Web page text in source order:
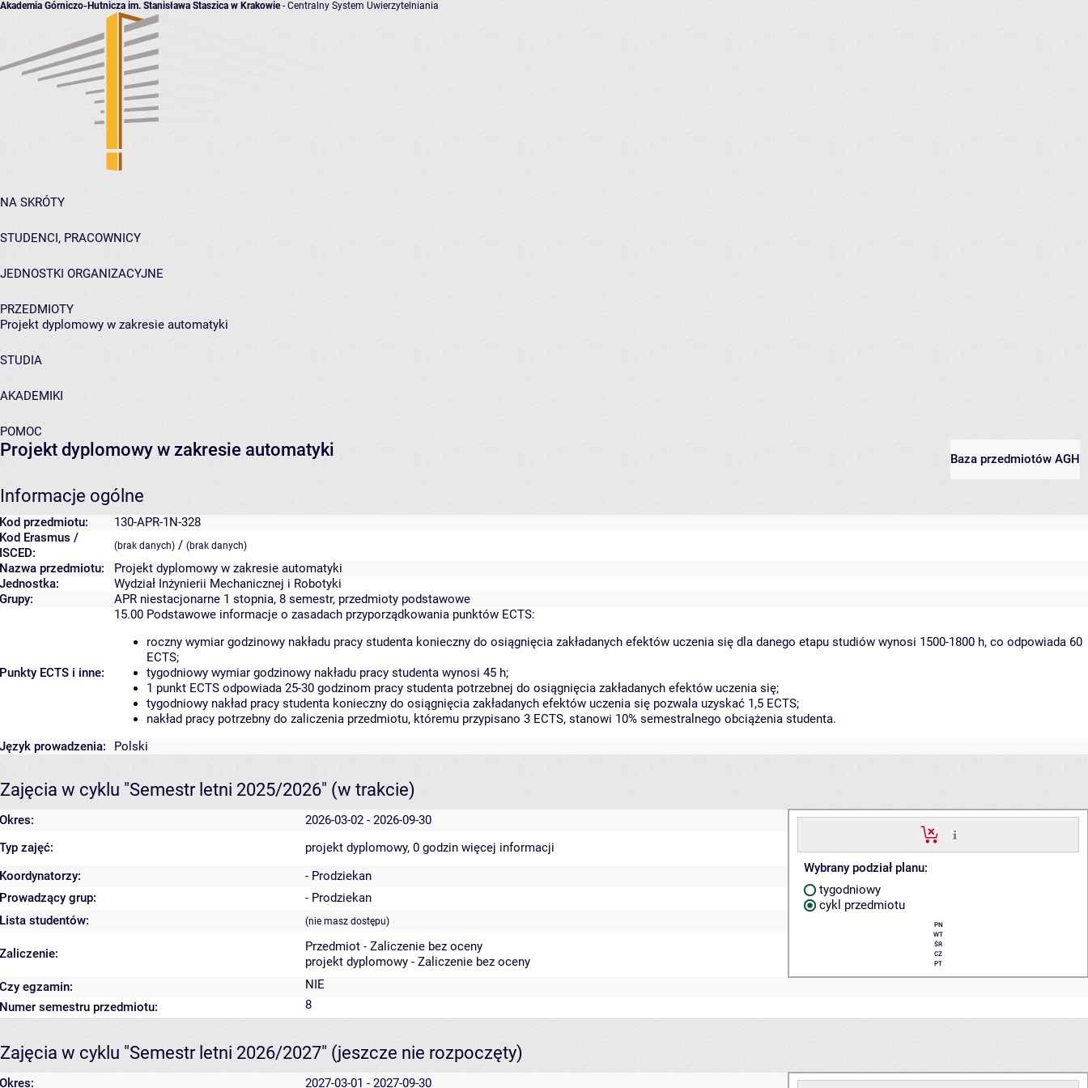
Akademia Górniczo-Hutnicza im. Stanisława Staszica w Krakowie- Centralny System Uwierzytelniania
NA SKRÓTY
STUDENCI, PRACOWNICY
JEDNOSTKI ORGANIZACYJNE
PRZEDMIOTY
Projekt dyplomowy w zakresie automatyki
STUDIA
AKADEMIKI
POMOC
Baza przedmiotów AGH
Projekt dyplomowy w zakresie automatyki
Informacje ogólne
Kod przedmiotu:
130-APR-1N-328
Kod Erasmus /
ISCED:
(brak danych) / (brak danych)
Nazwa przedmiotu:
Projekt dyplomowy w zakresie automatyki
Jednostka:
Wydział Inżynierii Mechanicznej i Robotyki
Grupy:
APR niestacjonarne 1 stopnia, 8 semestr, przedmioty podstawowe
Punkty ECTS i inne:
15.00 Podstawowe informacje o zasadach przyporządkowania punktów ECTS:
roczny wymiar godzinowy nakładu pracy studenta konieczny do osiągnięcia zakładanych efektów uczenia się dla danego etapu studiów wynosi 1500-1800 h, co odpowiada 60
ECTS;
tygodniowy wymiar godzinowy nakładu pracy studenta wynosi 45 h;
1 punkt ECTS odpowiada 25-30 godzinom pracy studenta potrzebnej do osiągnięcia zakładanych efektów uczenia się;
tygodniowy nakład pracy studenta konieczny do osiągnięcia zakładanych efektów uczenia się pozwala uzyskać 1,5 ECTS;
nakład pracy potrzebny do zaliczenia przedmiotu, któremu przypisano 3 ECTS, stanowi 10% semestralnego obciążenia studenta.
Język prowadzenia:
Polski
Zajęcia w cyklu "Semestr letni 2025/2026" (w trakcie)
Okres: 2026-03-02 - 2026-09-30
Wybrany podział planu:
tygodniowy
cykl przedmiotu
PN
WT
ŚR
CZ
PT
Typ zajęć: projekt dyplomowy, 0 godzin więcej informacji
Koordynatorzy:
- Prodziekan
Prowadzący grup:
- Prodziekan
Lista studentów:
(nie masz dostępu)
Zaliczenie:
Przedmiot - Zaliczenie bez oceny
projekt dyplomowy - Zaliczenie bez oceny
Czy egzamin:
NIE
Numer semestru przedmiotu:
8
Zajęcia w cyklu "Semestr letni 2026/2027" (jeszcze nie rozpoczęty)
Okres: 2027-03-01 - 2027-09-30